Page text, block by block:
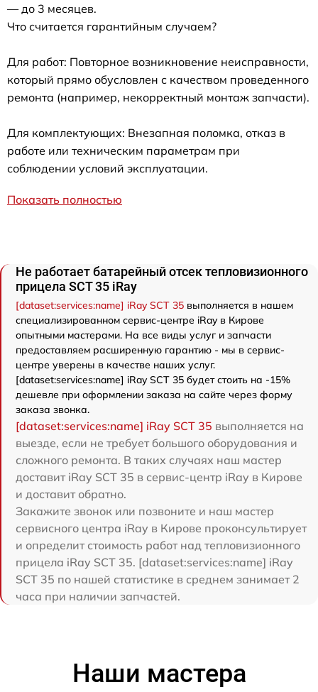
— до 3 месяцев.
Что считается гарантийным случаем?
Для работ: Повторное возникновение неисправности,
который прямо обусловлен с качеством проведенного
ремонта (например, некорректный монтаж запчасти).
Для комплектующих: Внезапная поломка, отказ в
работе или техническим параметрам при
соблюдении условий эксплуатации.
Показать полностью
Не работает батарейный отсек тепловизионного
прицела SCT 35 iRay
[dataset:services:name] iRay SCT 35 выполняется в нашем
специализированном сервис-центре iRay в Кирове
опытными мастерами. На все виды услуг и запчасти
предоставляем расширенную гарантию - мы в сервис-
центре уверены в качестве наших услуг.
[dataset:services:name] iRay SCT 35 будет стоить на -15%
дешевле при оформлении заказа на сайте через форму
заказа звонка.
[dataset:services:name] iRay SCT 35 выполняется на
выезде, если не требует большого оборудования и
сложного ремонта. В таких случаях наш мастер
доставит iRay SCT 35 в сервис-центр iRay в Кирове
и доставит обратно.
Закажите звонок или позвоните и наш мастер
сервисного центра iRay в Кирове проконсультирует
и определит стоимость работ над тепловизионного
прицела iRay SCT 35. [dataset:services:name] iRay
SCT 35 по нашей статистике в среднем занимает 2
часа при наличии запчастей.
Наши мастера